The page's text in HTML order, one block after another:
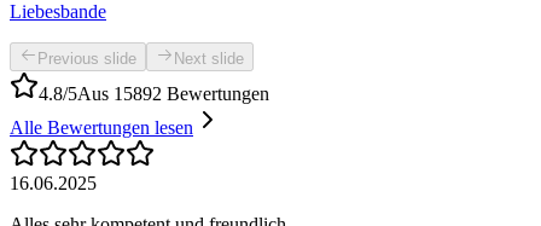
Liebesbande
Previous slide Next slide
4.8/5Aus 15892 Bewertungen
Alle Bewertungen lesen
16.06.2025